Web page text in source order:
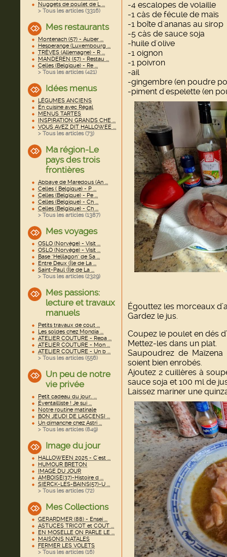
Nuggets de poulet de L ...
> Tous les articles (3316)
Mes restaurants
Montenach (57) - Auber ...
Hesperange (Luxembourg ...
TRÈVES (Allemagne) - R ...
MANDEREN (57) - Restau ...
Celles (Belgique) - Re ...
> Tous les articles (421)
Idées menus
LÉGUMES ANCIENS
En cuisine avec Régal
MENUS TARTES
INSPIRATION GRANDS CHE ...
VOUS AVEZ DIT HALLOWEE ...
> Tous les articles (73)
Ma région-Le
pays des trois
frontières
Abbaye de Maredous (An ...
Celles ( Belgique) - P ...
Celles (Belgique) - Pe ...
Celles (Belgique) - Ch ...
Celles (Belgique) - Ch ...
> Tous les articles (1387)
Mes voyages
OSLO (Norvège) - Visit ...
OSLO (Norvège) - Visit ...
Base "Helilagon" de Sa ...
Entre Deux (Île de La ...
Saint-Paul (Île de La ...
> Tous les articles (2329)
Mes passions:
lecture et travaux
manuels
Petits travaux de cout ...
Les soldes chez Mondia ...
ATELIER COUTURE - Repa ...
ATELIER COUTURE - Mon ...
ATELIER COUTURE - Un b ...
> Tous les articles (556)
Un peu de notre
vie privée
Petit cadeau du jour.. ...
Éventailliste ! Je sui ...
Notre routine matinale
BON JEUDI DE L'ASCENSI ...
Un dimanche chez Astri ...
> Tous les articles (849)
Image du jour
HALLOWEEN 2025 - C'est ...
HUMOUR BRETON
IMAGE DU JOUR
AMBOISE(37)-Histoire d ...
SIERCK-LES-BAINS(57)-U ...
> Tous les articles (72)
Mes Collections
GERARDMER (88) - Ensei ...
ASTUCES TRICOT et COUT ...
EN MOSELLE ON PARLE LE ...
MAISONS NATALES
FERMER LES VOLETS
> Tous les articles (16)
-4 escalopes de volaille
-1 càs de fécule de maïs
-1 boîte d'ananas au sirop
-5 càs de sauce soja
-huile d'olive
-1 oignon
-1 poivron
-ail
-gingembre (en poudre
-piment d'espelette (en
Égouttez les morceaux
Gardez le jus.
Coupez le poulet en dés
Mettez-les dans un plat.
Saupoudrez de
soient bien enrobés.
Ajoutez 2 cuillères à
sauce soja et 100 ml de
Laissez mariner une